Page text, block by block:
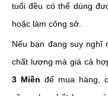
tuổi đều có thể dùng
hoặc làm công sở.
Nếu bạn đang suy
chất lượng mà giá cả
3 Miền để mua hàng,